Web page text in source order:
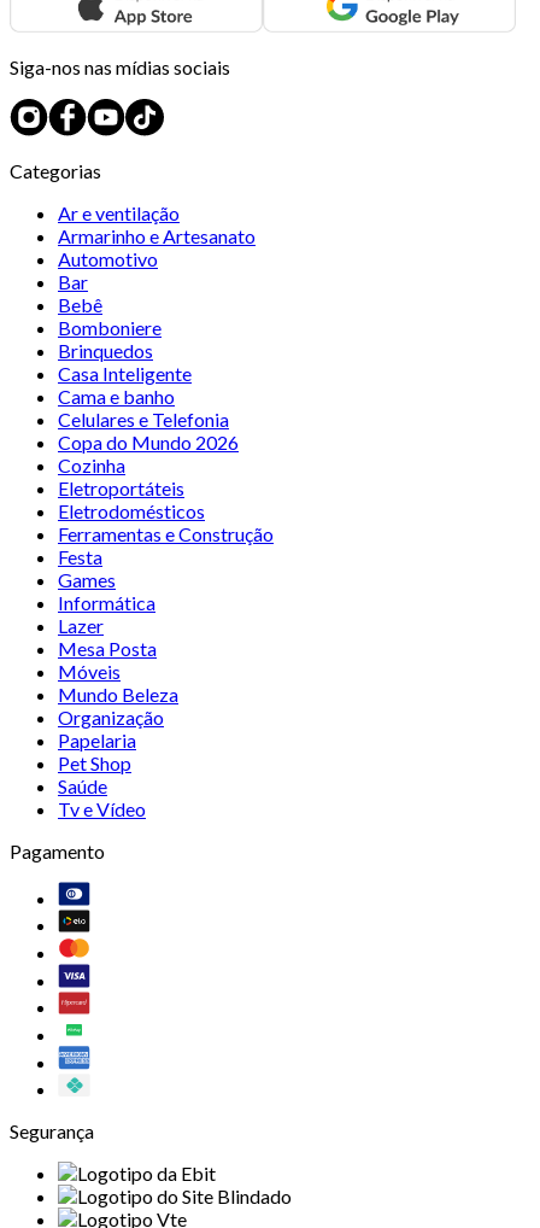
Siga-nos nas mídias sociais
Categorias
Ar e ventilação
Armarinho e Artesanato
Automotivo
Bar
Bebê
Bomboniere
Brinquedos
Casa Inteligente
Cama e banho
Celulares e Telefonia
Copa do Mundo 2026
Cozinha
Eletroportáteis
Eletrodomésticos
Ferramentas e Construção
Festa
Games
Informática
Lazer
Mesa Posta
Móveis
Mundo Beleza
Organização
Papelaria
Pet Shop
Saúde
Tv e Vídeo
Pagamento
Segurança